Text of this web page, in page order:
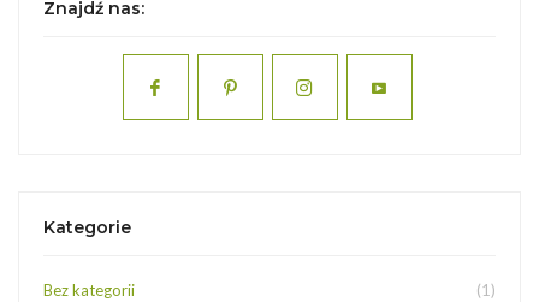
Znajdź nas:
Kategorie
Bez kategorii (1)